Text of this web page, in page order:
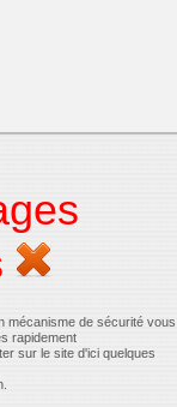
mécanisme de sécurité vous
rapidement
sur le site d'ici quelques